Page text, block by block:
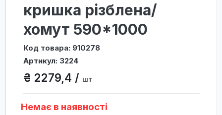
кришка різблена/
хомут 590*1000
Код товара: 910278
Артикул: 3224
₴ 2279,4 / шт
Немає в наявності